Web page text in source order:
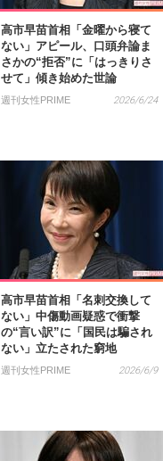
高市早苗首相「金曜から寝て
ない」アピール、口頭弁論ま
さかの“拒否”に「はっきりさ
せて」傾き始めた世論
週刊女性PRIME 2026/6/24
高市早苗首相「名刺交換して
ない」中傷動画疑惑で衝撃
の“言い訳”に「国民は騙され
ない」立たされた窮地
週刊女性PRIME 2026/6/9